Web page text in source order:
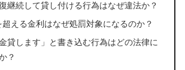
継続して貸し付ける行為はなぜ違法か？
える金利はなぜ処罰対象になるのか？
貸します」と書き込む行為はどの法律に
？